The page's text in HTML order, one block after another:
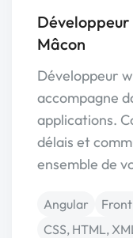
Mâcon
Développeur
accompagne
applications.
délais et
ensemble de
Angular
CSS, HTML,